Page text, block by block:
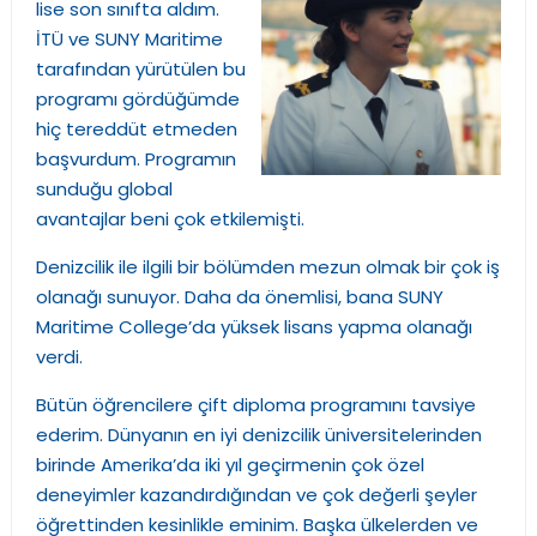
lise son sınıfta aldım.
İTÜ ve SUNY Maritime
tarafından yürütülen bu
programı gördüğümde
hiç tereddüt etmeden
başvurdum. Programın
sunduğu global
avantajlar beni çok etkilemişti.
Denizcilik ile ilgili bir bölümden mezun olmak bir çok iş
olanağı sunuyor. Daha da önemlisi, bana SUNY
Maritime College’da yüksek lisans yapma olanağı
verdi.
Bütün öğrencilere çift diploma programını tavsiye
ederim. Dünyanın en iyi denizcilik üniversitelerinden
birinde Amerika’da iki yıl geçirmenin çok özel
deneyimler kazandırdığından ve çok değerli şeyler
öğrettinden kesinlikle eminim. Başka ülkelerden ve